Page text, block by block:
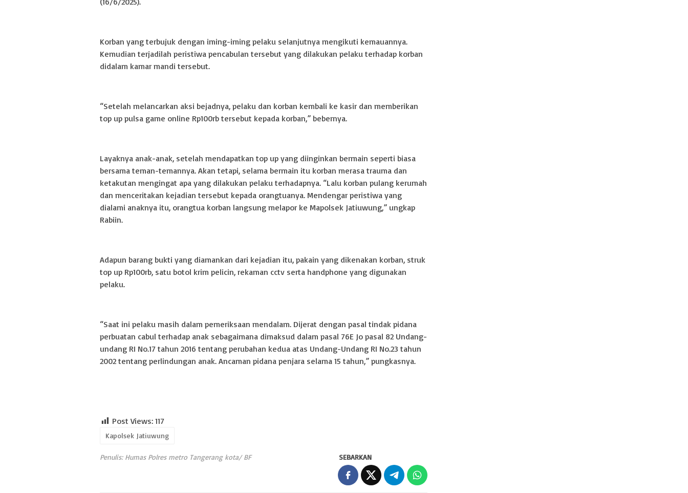
Korban yang terbujuk dengan iming-iming pelaku selanjutnya mengikuti kemauannya.
Kemudian terjadilah peristiwa pencabulan tersebut yang dilakukan pelaku terhadap korban
didalam kamar mandi tersebut.
“Setelah melancarkan aksi bejadnya, pelaku dan korban kembali ke kasir dan memberikan
top up pulsa game online Rp100rb tersebut kepada korban,” bebernya.
Layaknya anak-anak, setelah mendapatkan top up yang diinginkan bermain seperti biasa
bersama teman-temannya. Akan tetapi, selama bermain itu korban merasa trauma dan
ketakutan mengingat apa yang dilakukan pelaku terhadapnya. “Lalu korban pulang kerumah
dan menceritakan kejadian tersebut kepada orangtuanya. Mendengar peristiwa yang
dialami anaknya itu, orangtua korban langsung melapor ke Mapolsek Jatiuwung,” ungkap
Rabiin.
Adapun barang bukti yang diamankan dari kejadian itu, pakain yang dikenakan korban, struk
top up Rp100rb, satu botol krim pelicin, rekaman cctv serta handphone yang digunakan
pelaku.
“Saat ini pelaku masih dalam pemeriksaan mendalam. Dijerat dengan pasal tindak pidana
perbuatan cabul terhadap anak sebagaimana dimaksud dalam pasal 76E Jo pasal 82 Undang-
undang RI No.17 tahun 2016 tentang perubahan kedua atas Undang-Undang RI No.23 tahun
2002 tentang perlindungan anak. Ancaman pidana penjara selama 15 tahun,” pungkasnya.
Post Views: 117
Kapolsek Jatiuwung
Penulis: Humas Polres metro Tangerang kota/ BF SEBARKAN